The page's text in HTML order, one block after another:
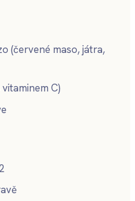
(červené maso, játra,
C)